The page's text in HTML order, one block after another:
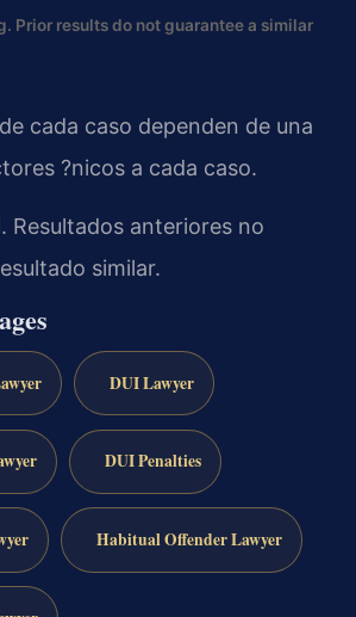
Prior results do not guarantee a similar
cada caso dependen de una
?nicos a cada caso.
Resultados anteriores no
similar.
DUI Lawyer
DUI Penalties
Habitual Offender Lawyer